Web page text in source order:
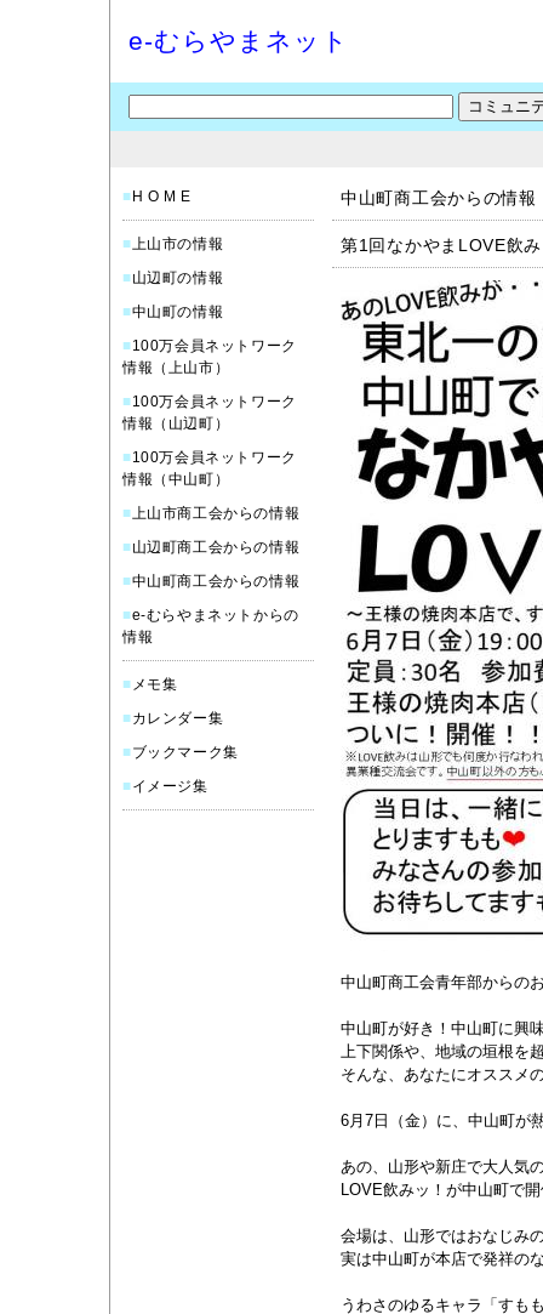
e-むらやまネット
■ H O M E
■上山市の情報
■山辺町の情報
■中山町の情報
■100万会員ネットワーク
情報（上山市）
■100万会員ネットワーク
情報（山辺町）
■100万会員ネットワーク
情報（中山町）
■上山市商工会からの情報
■山辺町商工会からの情報
■中山町商工会からの情報
■e-むらやまネットからの
情報
■ メモ集
■カレンダー集
■ブックマーク集
■イメージ集
中山町商工会からの情報
第1回なかやまLOVE飲
中山町商工会青年部からの
中山町が好き！中山町に興
上下関係や、地域の垣根を
そんな、あなたにオススメ
6月7日（金）に、中山町が
あの、山形や新庄で大人気
LOVE飲みッ！が中山町で
会場は、山形ではおなじみ
実は中山町が本店で発祥の
うわさのゆるキャラ「すも